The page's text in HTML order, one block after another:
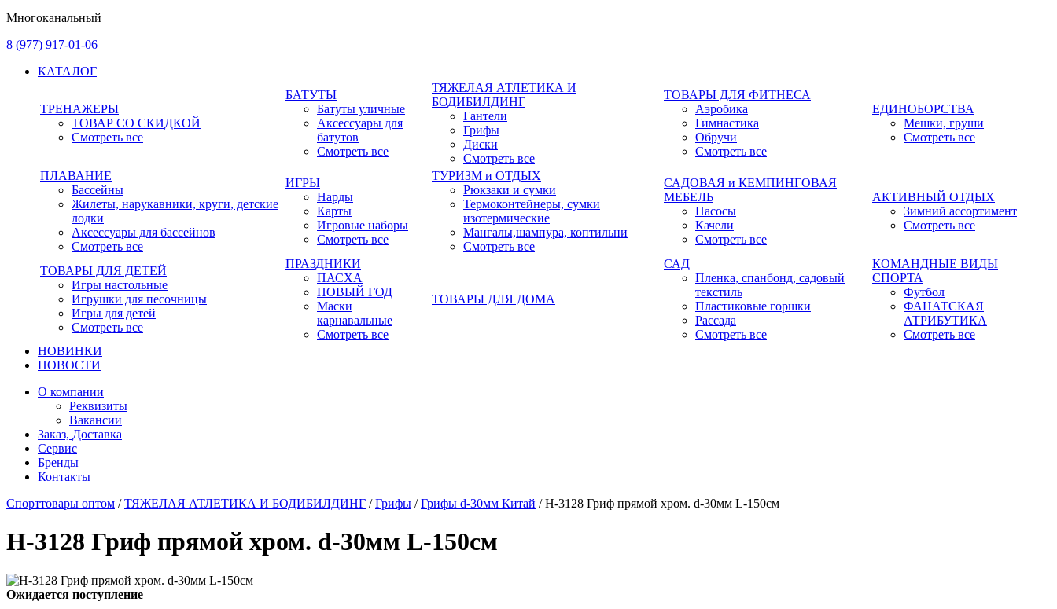
Многоканальный
8 (977) 917-01-06
КАТАЛОГ
ТРЕНАЖЕРЫ
ТОВАР СО СКИДКОЙ
Смотреть все
БАТУТЫ
Батуты уличные
Аксессуары для
батутов
Смотреть все
ТЯЖЕЛАЯ АТЛЕТИКА И
БОДИБИЛДИНГ
Гантели
Грифы
Диски
Смотреть все
ТОВАРЫ ДЛЯ ФИТНЕСА
Аэробика
Гимнастика
Обручи
Смотреть все
ЕДИНОБОРСТВА
Мешки, груши
Смотреть все
ПЛАВАНИЕ
Бассейны
Жилеты, нарукавники, круги, детские
лодки
Аксессуары для бассейнов
Смотреть все
ИГРЫ
Нарды
Карты
Игровые наборы
Смотреть все
ТУРИЗМ и ОТДЫХ
Рюкзаки и сумки
Термоконтейнеры, сумки
изотермические
Мангалы,шампура, коптильни
Смотреть все
САДОВАЯ и КЕМПИНГОВАЯ
МЕБЕЛЬ
Насосы
Качели
Смотреть все
АКТИВНЫЙ ОТДЫХ
Зимний ассортимент
Смотреть все
ТОВАРЫ ДЛЯ ДЕТЕЙ
Игры настольные
Игрушки для песочницы
Игры для детей
Смотреть все
ПРАЗДНИКИ
ПАСХА
НОВЫЙ ГОД
Маски
карнавальные
Смотреть все
ТОВАРЫ ДЛЯ ДОМА
САД
Пленка, спанбонд, садовый
текстиль
Пластиковые горшки
Рассада
Смотреть все
КОМАНДНЫЕ ВИДЫ
СПОРТА
Футбол
ФАНАТСКАЯ
АТРИБУТИКА
Смотреть все
НОВИНКИ
НОВОСТИ
О компании
Реквизиты
Вакансии
Заказ, Доставка
Сервис
Бренды
Контакты
Спорттовары оптом /ТЯЖЕЛАЯ АТЛЕТИКА И БОДИБИЛДИНГ /Грифы /Грифы d-30мм Китай / H-3128 Гриф прямой хром. d-30мм L-150см
H-3128 Гриф прямой хром. d-30мм L-150см
Ожидается поступление